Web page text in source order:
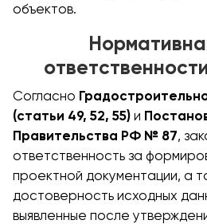
объектов.
Согласно
(статьи 49, 52, 55) и
Правительства РФ № 87,
ответственность за
проектной документации, а
достоверность исходных
выявленные после